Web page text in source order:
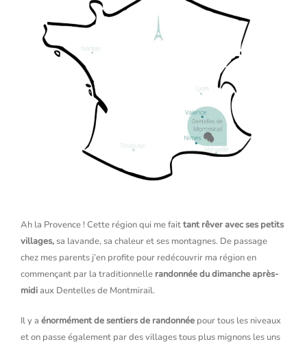
Ah la Provence ! Cette région qui me faittant rêver avec ses petits
villages,sa lavande, sa chaleur et ses montagnes. De passage
chez mes parents j’en profite pour redécouvrir ma région en
commençant par la traditionnelle randonnée du dimanche après-
midiaux Dentelles de Montmirail.
Il y a énormément de sentiers de randonnée pour tous les niveaux
et on passe également par des villages tous plus mignons les uns